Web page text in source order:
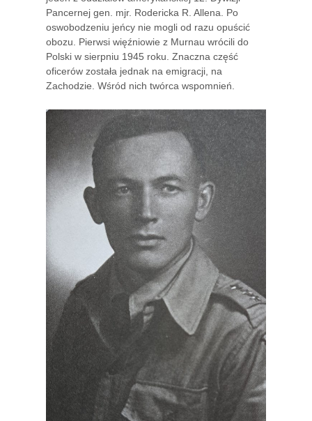
Pancernej gen. mjr. Rodericka R. Allena. Po
oswobodzeniu jeńcy nie mogli od razu opuścić
obozu. Pierwsi więźniowie z Murnau wrócili do
Polski w sierpniu 1945 roku. Znaczna część
oficerów została jednak na emigracji, na
Zachodzie. Wśród nich twórca wspomnień.